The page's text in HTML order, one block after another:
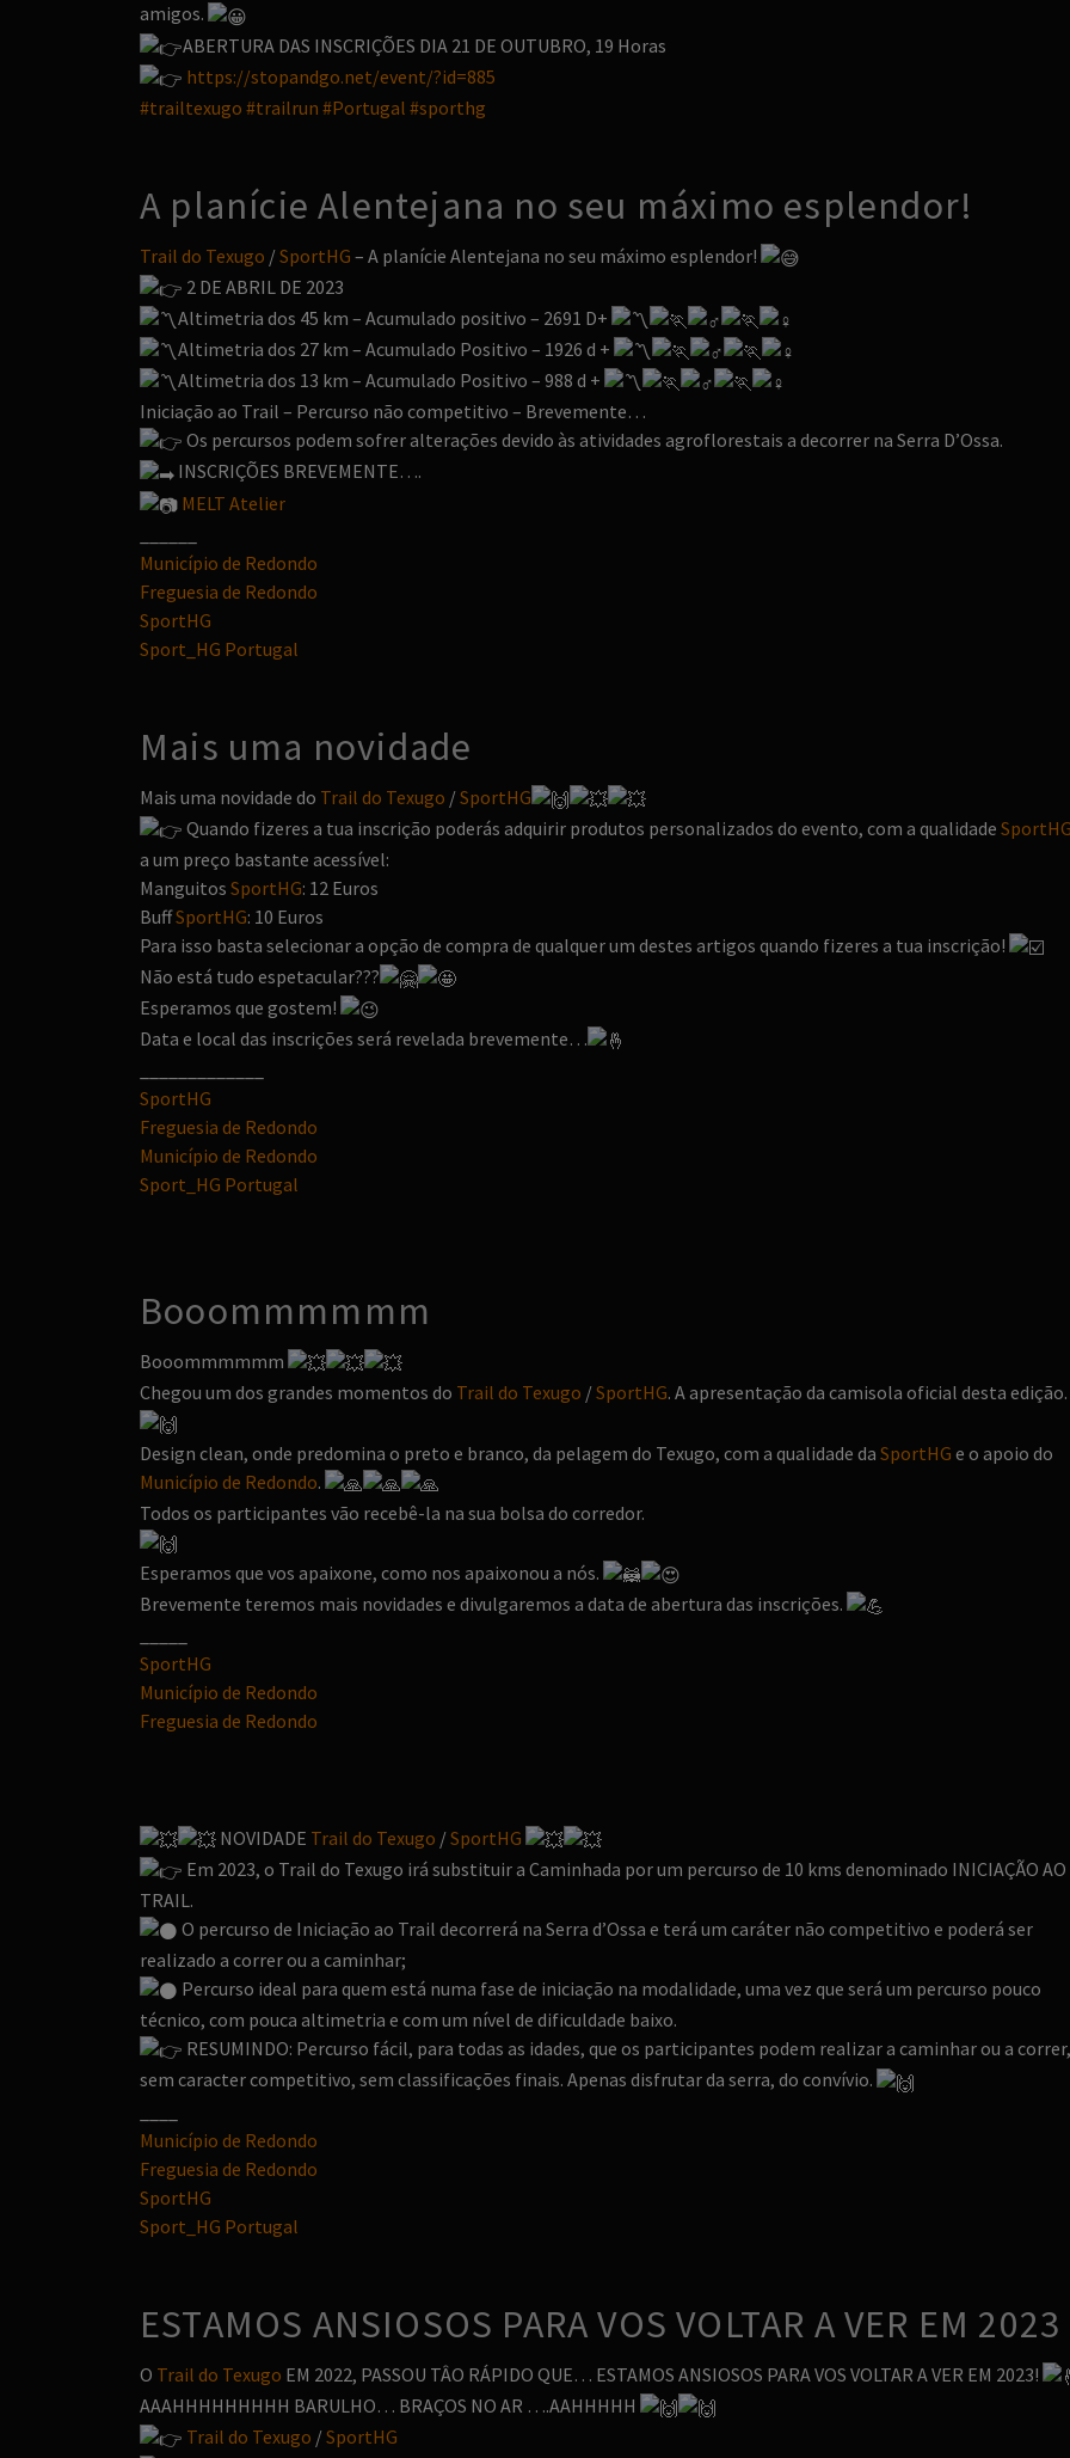
amigos.
ABERTURA DAS INSCRIÇÕES DIA 21 DE OUTUBRO, 19 Horas
https://stopandgo.net/event/?id=885
#trailtexugo #trailrun #Portugal #sporthg
A planície Alentejana no seu máximo esplendor!
Trail do Texugo /SportHG – A planície Alentejana no seu máximo esplendor!
2 DE ABRIL DE 2023
Altimetria dos 45 km – Acumulado positivo – 2691 D+
Altimetria dos 27 km – Acumulado Positivo – 1926 d +
Altimetria dos 13 km – Acumulado Positivo – 988 d +
Iniciação ao Trail – Percurso não competitivo – Brevemente…
Os percursos podem sofrer alterações devido às atividades agroflorestais a decorrer na Serra D’Ossa.
INSCRIÇÕES BREVEMENTE….
MELT Atelier
Município de Redondo
Freguesia de Redondo
SportHG
Sport_HG Portugal
Mais uma novidade
Mais uma novidade do Trail do Texugo /SportHG
Quando fizeres a tua inscrição poderás adquirir produtos personalizados do evento, com a qualidade
a um preço bastante acessível:
Manguitos SportHG: 12 Euros
BuffSportHG: 10 Euros
Para isso basta selecionar a opção de compra de qualquer um destes artigos quando fizeres a tua inscrição!
Não está tudo espetacular???
Esperamos que gostem!
Data e local das inscrições será revelada brevemente…
SportHG
Freguesia de Redondo
Município de Redondo
Sport_HG Portugal
Booommmmmm
Booommmmmm
Chegou um dos grandes momentos do Trail do Texugo /SportHG. A apresentação da camisola oficial desta edição.
Design clean, onde predomina o preto e branco, da pelagem do Texugo, com a qualidade da SportHG e o apoio do
Município de Redondo.
Todos os participantes vão recebê-la na sua bolsa do corredor.
Esperamos que vos apaixone, como nos apaixonou a nós.
Brevemente teremos mais novidades e divulgaremos a data de abertura das inscrições.
SportHG
Município de Redondo
Freguesia de Redondo
NOVIDADE Trail do Texugo /SportHG
Em 2023, o Trail do Texugo irá substituir a Caminhada por um percurso de 10 kms denominado INICIAÇÃO AO
TRAIL.
O percurso de Iniciação ao Trail decorrerá na Serra d’Ossa e terá um caráter não competitivo e poderá ser
realizado a correr ou a caminhar;
Percurso ideal para quem está numa fase de iniciação na modalidade, uma vez que será um percurso pouco
técnico, com pouca altimetria e com um nível de dificuldade baixo.
RESUMINDO: Percurso fácil, para todas as idades, que os participantes podem realizar a caminhar ou a correr,
sem caracter competitivo, sem classificações finais. Apenas disfrutar da serra, do convívio.
Município de Redondo
Freguesia de Redondo
SportHG
Sport_HG Portugal
ESTAMOS ANSIOSOS PARA VOS VOLTAR A VER EM 2023
O Trail do Texugo EM 2022, PASSOU TÂO RÁPIDO QUE… ESTAMOS ANSIOSOS PARA VOS VOLTAR A VER EM 2023!
AAAHHHHHHHHH BARULHO… BRAÇOS NO AR ….AAHHHHH
Trail do Texugo /SportHG